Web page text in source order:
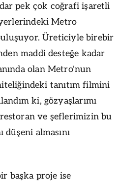
pek çok coğrafi işaretli
Metro
Üreticiyle birebir
maddi desteğe kadar
olan Metro'nun
tanıtım filmini
ki, gözyaşlarımı
ve şeflerimizin bu
düşeni almasını
başka proje ise